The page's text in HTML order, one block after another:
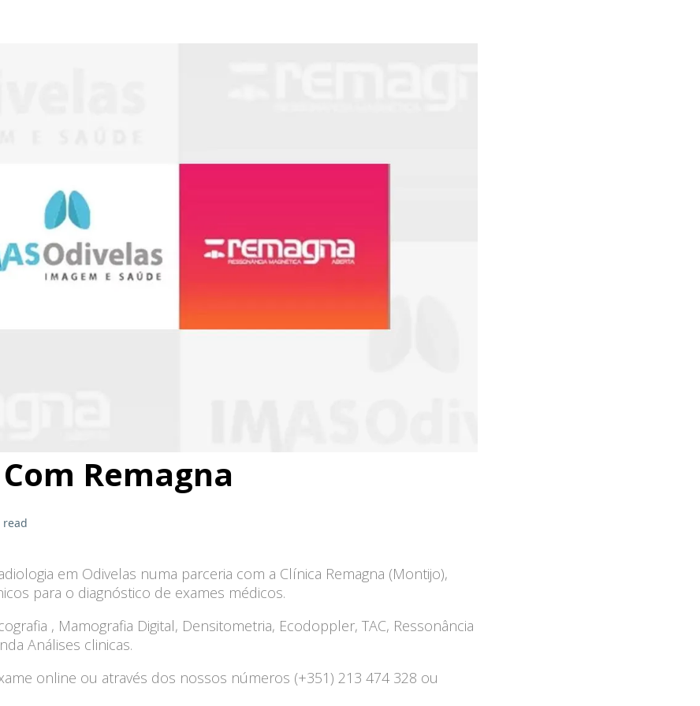
Remagna
read
em Odivelas numa parceria com a Clínica Remagna (Montijo),
para o diagnóstico de exames médicos.
, Mamografia Digital, Densitometria, Ecodoppler, TAC, Ressonância
Análises clinicas.
online ou através dos nossos números (+351) 213 474 328 ou